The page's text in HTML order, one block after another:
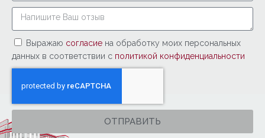
Выражаю согласие на обработку моих персональных
данных в соответствии с политикой конфиденциальности
ОТПРАВИТЬ